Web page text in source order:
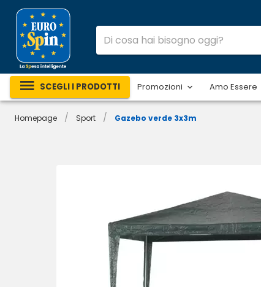
SCEGLI I PRODOTTI Promozioni Amo Essere
Homepage / Sport / Gazebo verde 3x3m